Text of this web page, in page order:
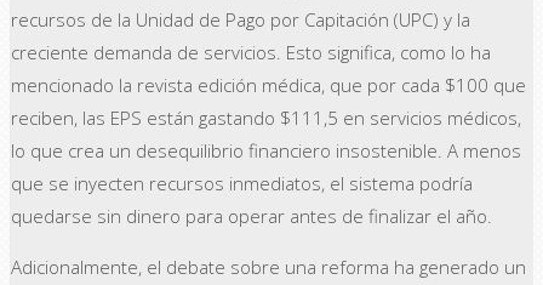
recursos de la Unidad de Pago por Capitación (UPC) y la
creciente demanda de servicios. Esto significa, como lo ha
mencionado la revista edición médica, que por cada $100 que
reciben, las EPS están gastando $111,5 en servicios médicos,
lo que crea un desequilibrio financiero insostenible. A menos
que se inyecten recursos inmediatos, el sistema podría
quedarse sin dinero para operar antes de finalizar el año.
Adicionalmente, el debate sobre una reforma ha generado un